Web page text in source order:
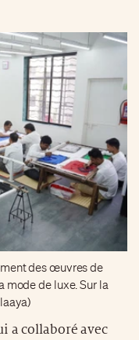
des œuvres de
mode de luxe. Sur la
a collaboré avec